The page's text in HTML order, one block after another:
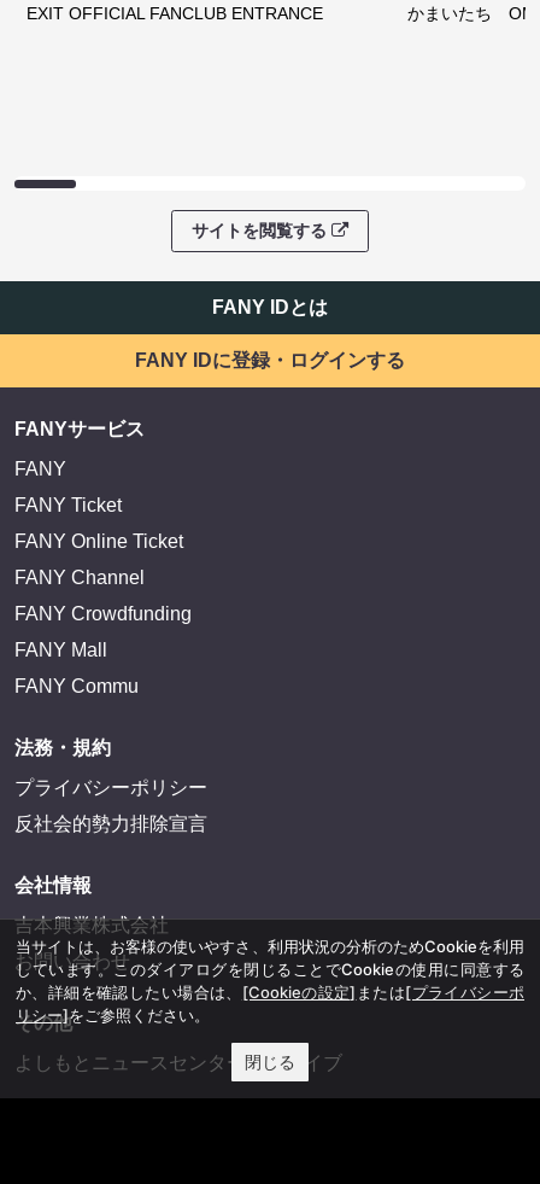
EXIT OFFICIAL FANCLUB ENTRANCE かまいたち
サイトを閲覧する
FANY IDとは
FANY IDに登録・ログインする
FANYサービス
FANY
FANY Ticket
FANY Online Ticket
FANY Channel
FANY Crowdfunding
FANY Mall
FANY Commu
法務・規約
プライバシーポリシー
反社会的勢力排除宣言
会社情報
吉本興業株式会社
お問い合わせ
その他
よしもとニュースセンターアーカイブ
当サイトは、お客様の使いやすさ、利用状況の分析のためCookieを利用
しています。このダイアログを閉じることでCookieの使用に同意する
か、詳細を確認したい場合は、 [Cookieの設定] または[プライバシーポ
リシー]をご参照ください。
閉じる